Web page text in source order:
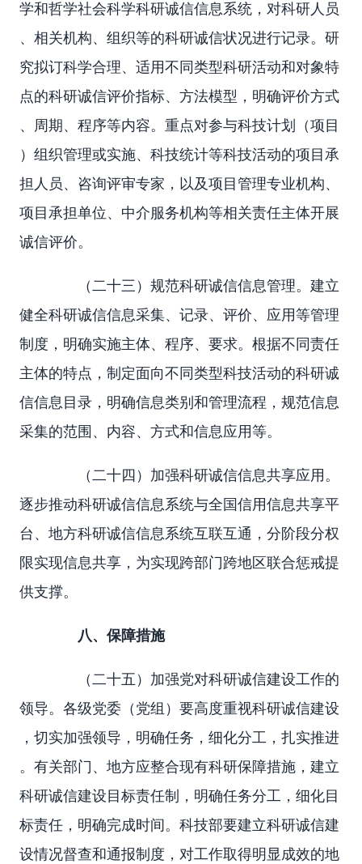
学和哲学社会科学科研诚信信息系统，对科研人员
、相关机构、组织等的科研诚信状况进行记录。研
究拟订科学合理、适用不同类型科研活动和对象特
点的科研诚信评价指标、方法模型，明确评价方式
、周期、程序等内容。重点对参与科技计划（项目
）组织管理或实施、科技统计等科技活动的项目承
担人员、咨询评审专家，以及项目管理专业机构、
项目承担单位、中介服务机构等相关责任主体开展
诚信评价。
（二十三）规范科研诚信信息管理。建立
健全科研诚信信息采集、记录、评价、应用等管理
制度，明确实施主体、程序、要求。根据不同责任
主体的特点，制定面向不同类型科技活动的科研诚
信信息目录，明确信息类别和管理流程，规范信息
采集的范围、内容、方式和信息应用等。
（二十四）加强科研诚信信息共享应用。
逐步推动科研诚信信息系统与全国信用信息共享平
台、地方科研诚信信息系统互联互通，分阶段分权
限实现信息共享，为实现跨部门跨地区联合惩戒提
供支撑。
八、保障措施
（二十五）加强党对科研诚信建设工作的
领导。各级党委（党组）要高度重视科研诚信建设
，切实加强领导，明确任务，细化分工，扎实推进
。有关部门、地方应整合现有科研保障措施，建立
科研诚信建设目标责任制，明确任务分工，细化目
标责任，明确完成时间。科技部要建立科研诚信建
设情况督查和通报制度，对工作取得明显成效的地